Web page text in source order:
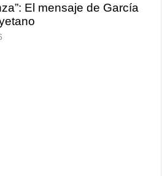
El mensaje de García